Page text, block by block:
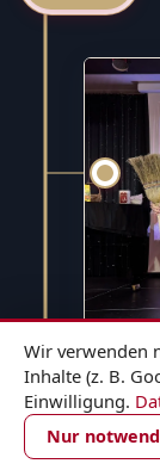
1.
Wir verwenden
Inhalte (z. B.
Einwilligung.
Nur